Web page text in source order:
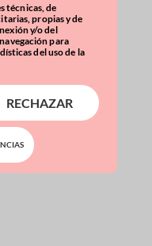
técnicas, de
propias y de
y/o del
para
del uso de la
RECHAZAR